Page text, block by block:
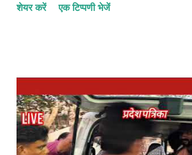
ब्यौरा देने की मांग की है। नगर पालिका द्वारा
व्यवस्था है। पार्षद सपना कैलाश पटेल ने प्रशासन
सौंपकर यह जानकारी सार्वजनिक करने की मांग की
नागरिकों को यह जानने का हक है कि स्वच्छता
शेयर करें एक टिप्पणी भेजें